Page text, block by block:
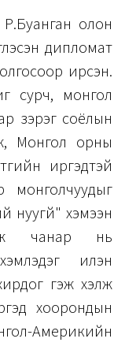
олон
дипломат
ирсэн.
сурч, монгол
зэрэг соёлын
Монгол орны
иргэдтэй
нуугүй" хэмээн
чанар нь
илэн
гэж хэлж
хоорондын
Америкийн